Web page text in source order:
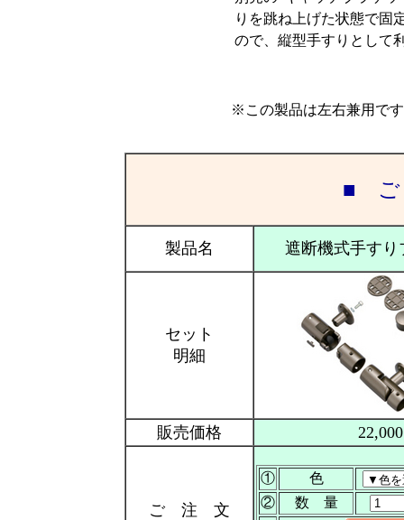
りを跳ね上げた状態で固
ので、縦型手すりとして
※この製品は左右兼用で
■
製品名 遮断機式手すり
セット
明細
販売価格
ご 注 文
①
色
②
数 量